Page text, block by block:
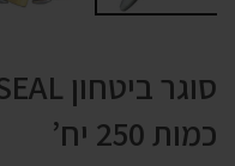
כמות 250 יח’